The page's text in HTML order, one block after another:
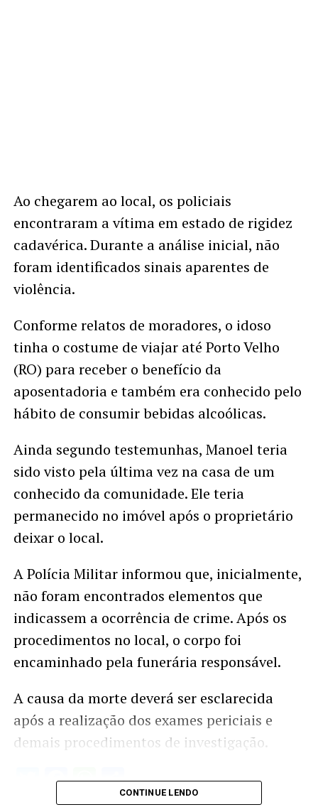
Ao chegarem ao local, os policiais
encontraram a vítima em estado de rigidez
cadavérica. Durante a análise inicial, não
foram identificados sinais aparentes de
violência.
Conforme relatos de moradores, o idoso
tinha o costume de viajar até Porto Velho
(RO) para receber o benefício da
aposentadoria e também era conhecido pelo
hábito de consumir bebidas alcoólicas.
Ainda segundo testemunhas, Manoel teria
sido visto pela última vez na casa de um
conhecido da comunidade. Ele teria
permanecido no imóvel após o proprietário
deixar o local.
A Polícia Militar informou que, inicialmente,
não foram encontrados elementos que
indicassem a ocorrência de crime. Após os
procedimentos no local, o corpo foi
encaminhado pela funerária responsável.
A causa da morte deverá ser esclarecida
após a realização dos exames periciais e
demais procedimentos de investigação.
Twitter
Facebook
WhatsApp
Share
CONTINUE LENDO